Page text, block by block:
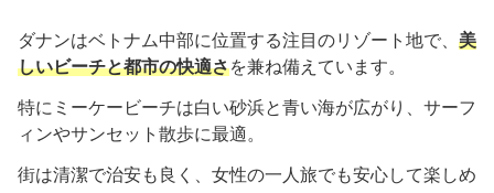
ダナンはベトナム中部に位置する注目のリゾート地で、 美
しいビーチと都市の快適さを兼ね備えています。
特にミーケービーチは白い砂浜と青い海が広がり、サーフ
ィンやサンセット散歩に最適。
街は清潔で治安も良く、女性の一人旅でも安心して楽しめ